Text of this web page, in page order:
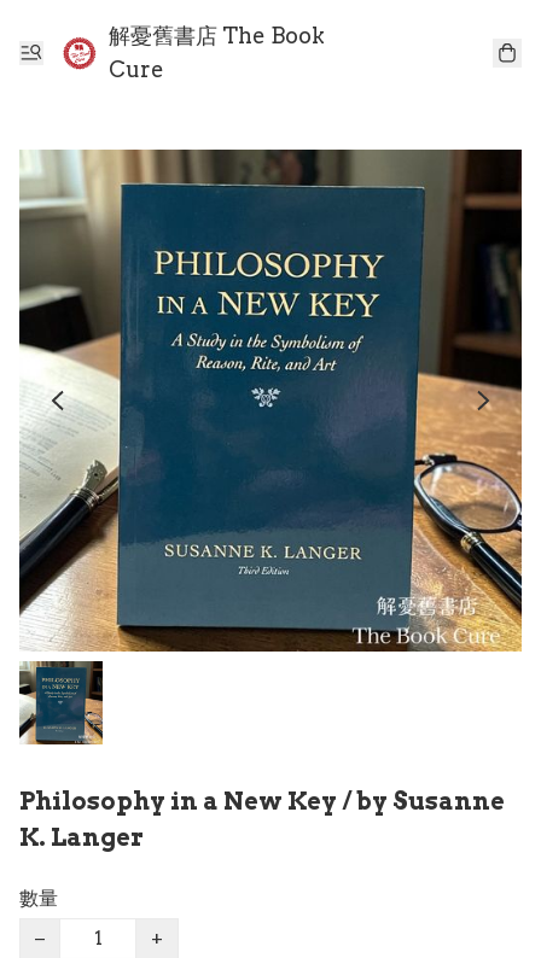
解憂舊書店 The Book
Cure
Philosophy in a New Key / by Susanne
K. Langer
數量
−
+